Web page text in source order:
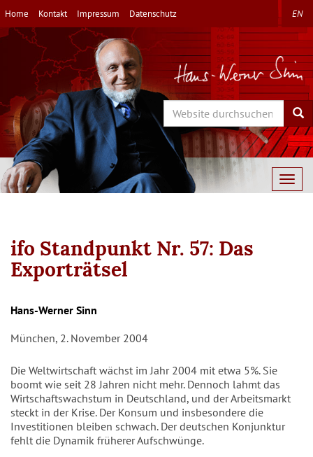
Direkt
zum
Inhalt
Home Kontakt Impressum Datenschutz EN
Search
ifo Standpunkt Nr. 57: Das
Exporträtsel
Autor/en
Hans-Werner Sinn
München, 2. November 2004
Die Weltwirtschaft wächst im Jahr 2004 mit etwa 5%. Sie
boomt wie seit 28 Jahren nicht mehr. Dennoch lahmt das
Wirtschaftswachstum in Deutschland, und der Arbeitsmarkt
steckt in der Krise. Der Konsum und insbesondere die
Investitionen bleiben schwach. Der deutschen Konjunktur
fehlt die Dynamik früherer Aufschwünge.